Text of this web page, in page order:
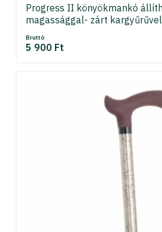
Progress II könyökmankó
magassággal- zárt
Bruttó
5 900 Ft